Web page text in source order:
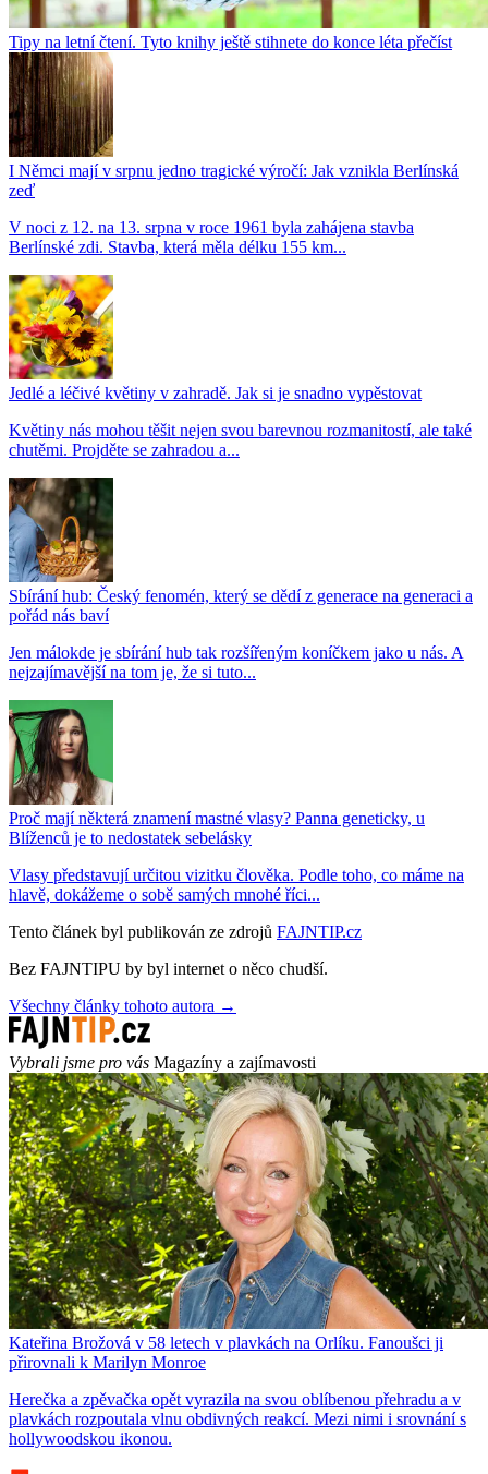
Tipy na letní čtení. Tyto knihy ještě stihnete do konce léta přečíst
I Němci mají v srpnu jedno tragické výročí: Jak vznikla Berlínská
zeď
V noci z 12. na 13. srpna v roce 1961 byla zahájena stavba
Berlínské zdi. Stavba, která měla délku 155 km...
Jedlé a léčivé květiny v zahradě. Jak si je snadno vypěstovat
Květiny nás mohou těšit nejen svou barevnou rozmanitostí, ale také
chutěmi. Projděte se zahradou a...
Sbírání hub: Český fenomén, který se dědí z generace na generaci a
pořád nás baví
Jen málokde je sbírání hub tak rozšířeným koníčkem jako u nás. A
nejzajímavější na tom je, že si tuto...
Proč mají některá znamení mastné vlasy? Panna geneticky, u
Blíženců je to nedostatek sebelásky
Vlasy představují určitou vizitku člověka. Podle toho, co máme na
hlavě, dokážeme o sobě samých mnohé říci...
Tento článek byl publikován ze zdrojů FAJNTIP.cz
Bez FAJNTIPU by byl internet o něco chudší.
Všechny články tohoto autora →
Vybrali jsme pro vás Magazíny a zajímavosti
Kateřina Brožová v 58 letech v plavkách na Orlíku. Fanoušci ji
přirovnali k Marilyn Monroe
Herečka a zpěvačka opět vyrazila na svou oblíbenou přehradu a v
plavkách rozpoutala vlnu obdivných reakcí. Mezi nimi i srovnání s
hollywoodskou ikonou.